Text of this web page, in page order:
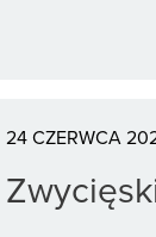
24 CZERWCA